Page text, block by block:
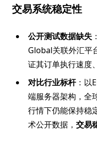
交易系统稳定性
公开测试数据缺失
Global关联外汇平
证其订单执行速度
对比行业标杆：以
端服务器架构，全
行情下仍能保持稳
术公开数据， 交易